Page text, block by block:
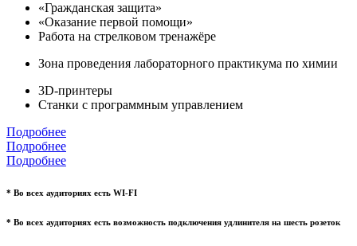
«Гражданская защита»
«Оказание первой помощи»
Работа на стрелковом тренажёре
Зона проведения лабораторного практикума по химии
3D-принтеры
Станки с программным управлением
Подробнее
Подробнее
Подробнее
* Во всех аудиториях есть WI-FI
* Во всех аудиториях есть возможность подключения удлинителя на шесть розеток